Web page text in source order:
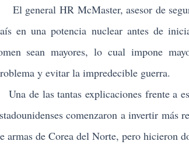
El general HR McMaster, asesor de
en una potencia nuclear antes de
sean mayores, lo cual impone
y evitar la impredecible guerra.
Una de las tantas explicaciones frente a
comenzaron a invertir más
armas de Corea del Norte, pero hicieron